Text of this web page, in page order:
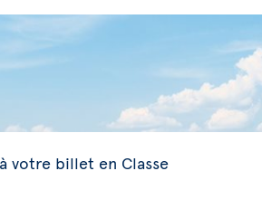
votre billet en Classe